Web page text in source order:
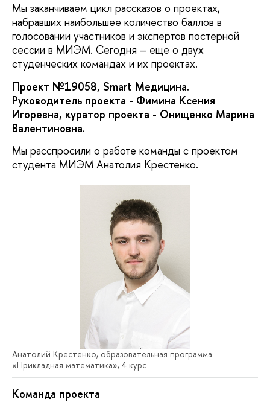
Мы заканчиваем цикл рассказов о проектах,
набравших наибольшее количество баллов в
голосовании участников и экспертов постерной
сессии в МИЭМ. Сегодня – еще о двух
студенческих командах и их проектах.
Проект №19058, Smart Медицина.
Руководитель проекта - Фимина Ксения
Игоревна, куратор проекта - Онищенко Марина
Валентиновна.
Мы расспросили о работе команды с проектом
студента МИЭМ Анатолия Крестенко.
Анатолий Крестенко, образовательная программа
«Прикладная математика», 4 курс
Команда проекта